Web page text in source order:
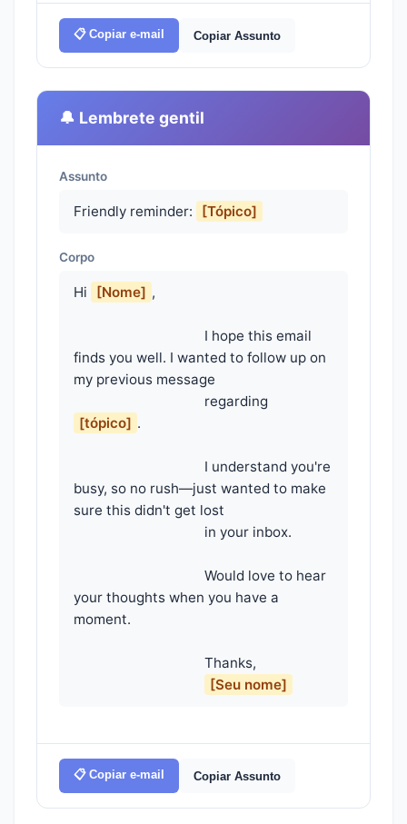
📋 Copiar e-mail Copiar Assunto
🔔 Lembrete gentil
Assunto
Friendly reminder: [Tópico]
Corpo
Hi [Nome] ,
finds you well. I wanted to follow up on
my previous message
[tópico] .
busy, so no rush—just wanted to make
sure this didn't get lost
your thoughts when you have a
moment.
[Seu nome]
📋 Copiar e-mail Copiar Assunto